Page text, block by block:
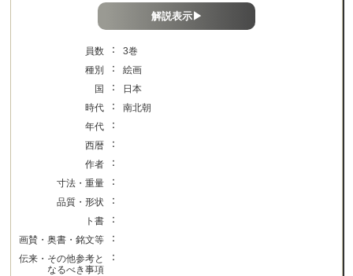
解説表示▶
員数 ：
3巻
種別
：
絵画
国
：
日本
時代
：
南北朝
年代
：
西暦 ：
作者 ：
寸法・重量 ：
品質・形状 ：
ト書 ：
画賛・奥書・銘文等 ：
伝来・その他参考と
なるべき事項
：